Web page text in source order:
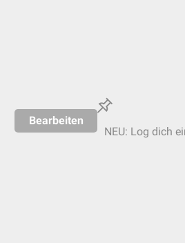
Bearbeiten
NEU: Log dich